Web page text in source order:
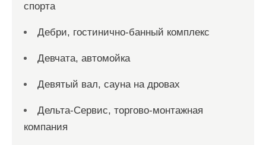
спорта
Дебри, гостинично-банный комплекс
Девчата, автомойка
Девятый вал, сауна на дровах
Дельта-Сервис, торгово-монтажная
компания